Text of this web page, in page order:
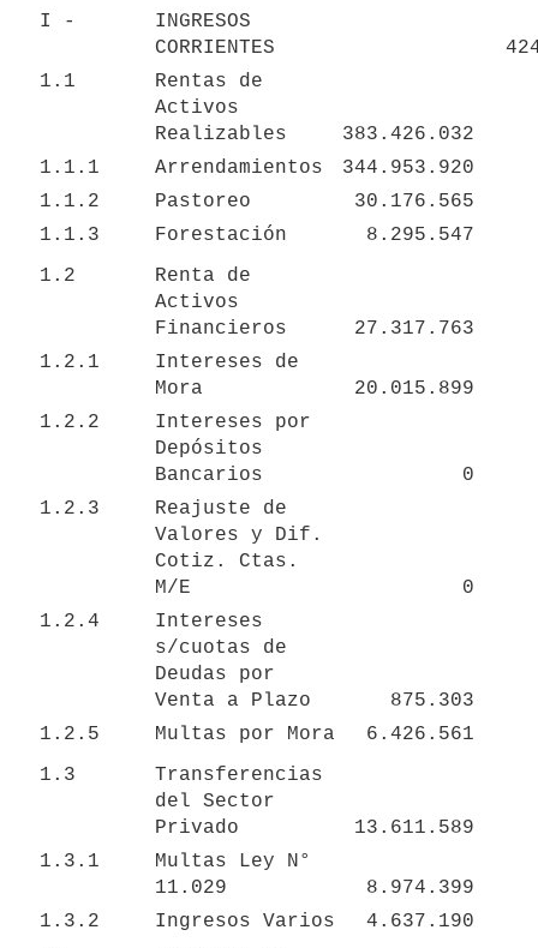
I -
INGRESOS
CORRIENTES
1.1
Rentas de
Activos
Realizables
383.426.032
1.1.1
Arrendamientos
344.953.920
1.1.2
Pastoreo
30.176.565
1.1.3
Forestación
8.295.547
1.2
Renta de
Activos
Financieros
27.317.763
1.2.1
Intereses de
Mora
20.015.899
1.2.2
Intereses por
Depósitos
Bancarios
0
1.2.3
Reajuste de
Valores y Dif.
Cotiz. Ctas.
M/E
0
1.2.4
Intereses
s/cuotas de
Deudas por
Venta a Plazo
875.303
1.2.5
Multas por Mora
6.426.561
1.3
Transferencias
del Sector
Privado
13.611.589
1.3.1
Multas Ley N°
11.029
8.974.399
1.3.2
Ingresos Varios
4.637.190